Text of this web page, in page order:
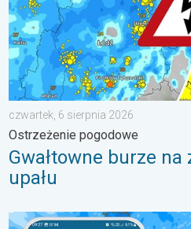
czwartek, 6 sierpnia 2026
Ostrzeżenie pogodowe
Gwałtowne burze na
upału
Brak opadów do końca